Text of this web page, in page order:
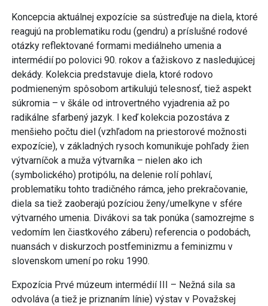
Koncepcia aktuálnej expozície sa sústreďuje na diela, ktoré
reagujú na problematiku rodu (gendru) a príslušné rodové
otázky reflektované formami mediálneho umenia a
intermédií po polovici 90. rokov a ťažiskovo z nasledujúcej
dekády. Kolekcia predstavuje diela, ktoré rodovo
podmieneným spôsobom artikulujú telesnosť, tiež aspekt
súkromia – v škále od introvertného vyjadrenia až po
radikálne sfarbený jazyk. I keď kolekcia pozostáva z
menšieho počtu diel (vzhľadom na priestorové možnosti
expozície), v základných rysoch komunikuje pohľady žien
výtvarníčok a muža výtvarníka – nielen ako ich
(symbolického) protipólu, na delenie rolí pohlaví,
problematiku tohto tradičného rámca, jeho prekračovanie,
diela sa tiež zaoberajú pozíciou ženy/umelkyne v sfére
výtvarného umenia. Divákovi sa tak ponúka (samozrejme s
vedomím len čiastkového záberu) referencia o podobách,
nuansách v diskurzoch postfeminizmu a feminizmu v
slovenskom umení po roku 1990.
Expozícia Prvé múzeum intermédií III – Nežná sila sa
odvoláva (a tiež je priznaním línie) výstav v Považskej